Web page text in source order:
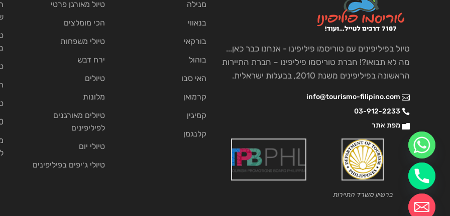
טיול בפיליפינים עם טוריסמו פיליפינו - אנחנו כבר כאן...
מה לא תבואו?! חברת טוריסמו פיליפינו – חברת התיירות
הראשונה בפיליפינים משנת 2010, בבעלות ישראלית.
info@tourismo-filipino.com
03-912-2233
מפת אתר
ברשיון משרד התיירות
מנילה
בנאווי
בורקאי
בוהול
האי סבו
קרמואן
קמיגין
קלנגמן
טיול מאורגן פרטי
הכי מומלצים
טיולי משפחות
ירח דבש
טיולים
מלונות
טיולים מאורגנים
לפיליפינים
טיולי יום
טיולי ג׳יפים בפיליפינים
10
chaty